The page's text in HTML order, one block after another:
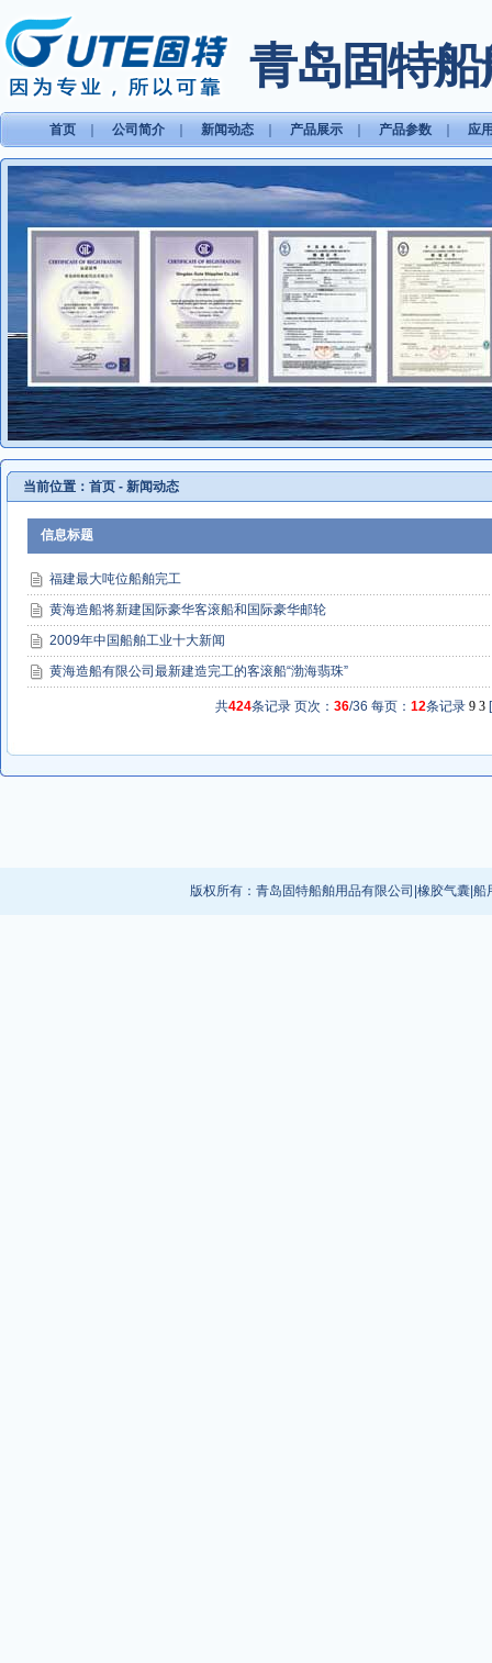
青岛固特
首页 公司简介 新闻动态 产品展示 产品参数 应
当前位置： 首页 - 新闻动态
信息标题
福建最大吨位船舶完工
黄海造船将新建国际豪华客滚船和国际豪华邮轮
2009年中国船舶工业十大新闻
黄海造船有限公司最新建造完工的客滚船“渤海翡珠”
共424条记录 页次： 36/36 每页： 12条记录 9 3 [
版权所有： 青岛固特船舶用品有限公司 橡胶气囊 船